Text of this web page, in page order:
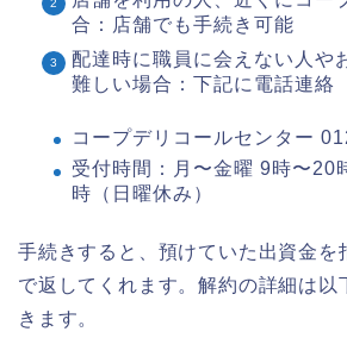
合：店舗でも手続き可能
配達時に職員に会えない人や
難しい場合：下記に電話連絡
コープデリコールセンター
受付時間：月〜金曜 9時〜20
時（日曜休み）
手続きすると、預けていた出資金を
で返してくれます。解約の詳細は以
きます。